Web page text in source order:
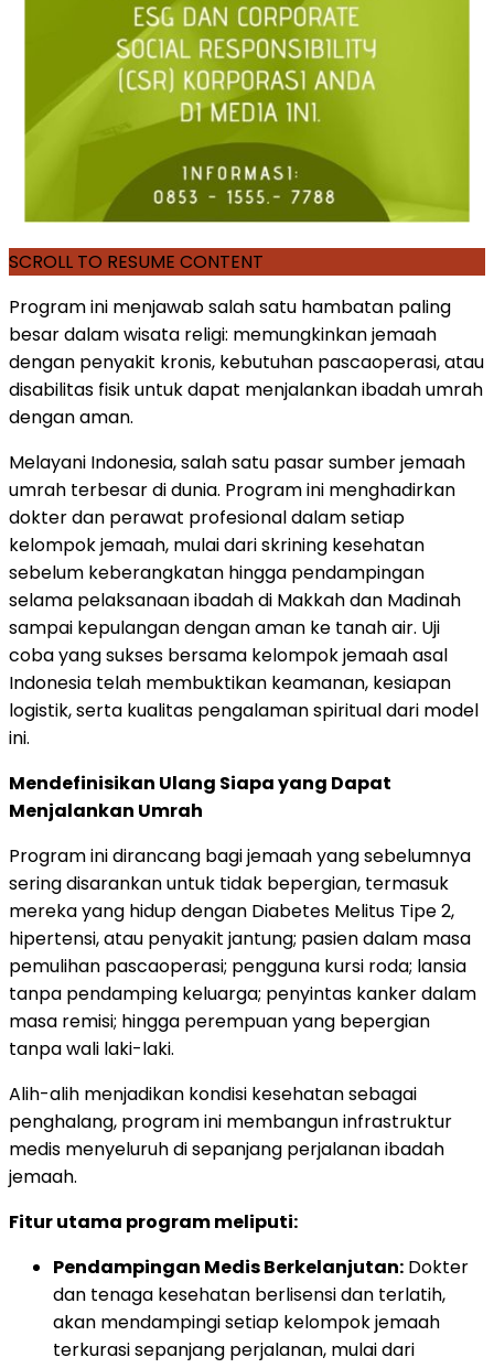
SCROLL TO RESUME CONTENT
Program ini menjawab salah satu hambatan paling
besar dalam wisata religi: memungkinkan jemaah
dengan penyakit kronis, kebutuhan pascaoperasi, atau
disabilitas fisik untuk dapat menjalankan ibadah umrah
dengan aman.
Melayani Indonesia, salah satu pasar sumber jemaah
umrah terbesar di dunia. Program ini menghadirkan
dokter dan perawat profesional dalam setiap
kelompok jemaah, mulai dari skrining kesehatan
sebelum keberangkatan hingga pendampingan
selama pelaksanaan ibadah di Makkah dan Madinah
sampai kepulangan dengan aman ke tanah air. Uji
coba yang sukses bersama kelompok jemaah asal
Indonesia telah membuktikan keamanan, kesiapan
logistik, serta kualitas pengalaman spiritual dari model
ini.
Mendefinisikan Ulang Siapa yang Dapat
Menjalankan Umrah
Program ini dirancang bagi jemaah yang sebelumnya
sering disarankan untuk tidak bepergian, termasuk
mereka yang hidup dengan Diabetes Melitus Tipe 2,
hipertensi, atau penyakit jantung; pasien dalam masa
pemulihan pascaoperasi; pengguna kursi roda; lansia
tanpa pendamping keluarga; penyintas kanker dalam
masa remisi; hingga perempuan yang bepergian
tanpa wali laki-laki.
Alih-alih menjadikan kondisi kesehatan sebagai
penghalang, program ini membangun infrastruktur
medis menyeluruh di sepanjang perjalanan ibadah
jemaah.
Fitur utama program meliputi:
Pendampingan Medis Berkelanjutan: Dokter
dan tenaga kesehatan berlisensi dan terlatih,
akan mendampingi setiap kelompok jemaah
terkurasi sepanjang perjalanan, mulai dari